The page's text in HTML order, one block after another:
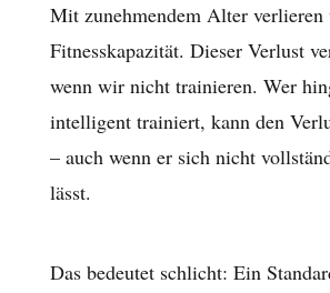
Mit zunehmendem Alter
Fitnesskapazität. Dieser Verlust
wenn wir nicht trainieren. Wer
intelligent trainiert, kann den
– auch wenn er sich nicht
lässt.
Das bedeutet schlicht: Ein